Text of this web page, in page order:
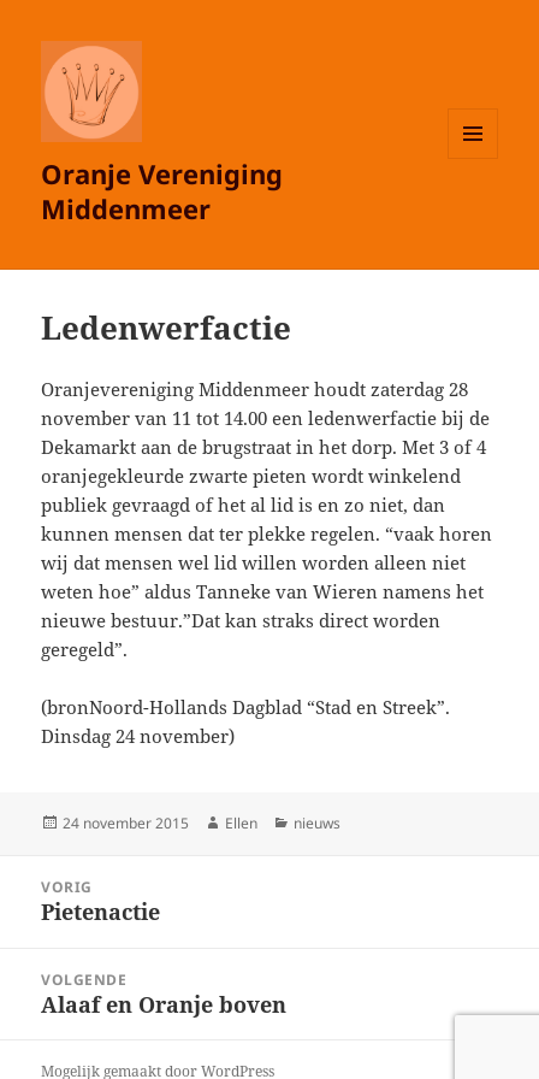
Oranje Vereniging
Middenmeer
Ledenwerfactie
Oranjevereniging Middenmeer houdt zaterdag 28
november van 11 tot 14.00 een ledenwerfactie bij de
Dekamarkt aan de brugstraat in het dorp. Met 3 of 4
oranjegekleurde zwarte pieten wordt winkelend
publiek gevraagd of het al lid is en zo niet, dan
kunnen mensen dat ter plekke regelen. “vaak horen
wij dat mensen wel lid willen worden alleen niet
weten hoe” aldus Tanneke van Wieren namens het
nieuwe bestuur.”Dat kan straks direct worden
geregeld”.
(bronNoord-Hollands Dagblad “Stad en Streek”.
Dinsdag 24 november)
Geplaatst
24 november 2015 Auteur
Ellen Categorieën
nieuws
navigatie
VORIG
Vorig
Pietenactie
VOLGENDE
Volgend
Alaaf en Oranje boven
Mogelijk gemaakt door WordPress